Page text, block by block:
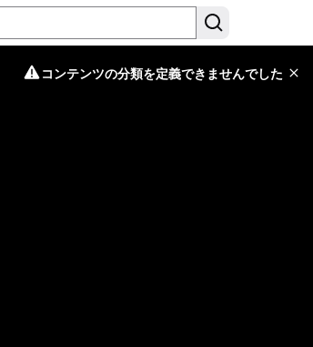
コンテンツの分類を定義できませんでした